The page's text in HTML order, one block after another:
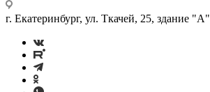
г. Екатеринбург, ул. Ткачей, 25, здание "А"